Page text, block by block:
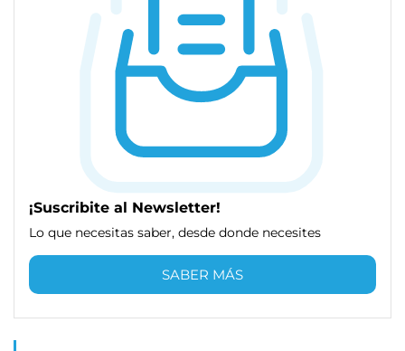
¡Suscribite al Newsletter!
Lo que necesitas saber, desde donde necesites
SABER MÁS